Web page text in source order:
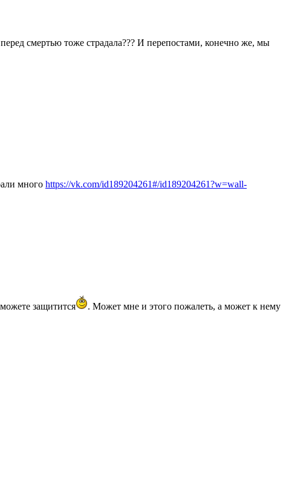
смертью тоже страдала??? И перепостами, конечно же, мы
много https://vk.com/id189204261#/id189204261?w=wall-
защитится
. Может мне и этого пожалеть, а может к нему